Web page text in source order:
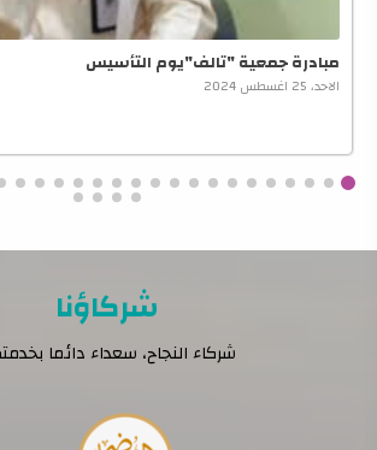
مبادرة جمعية "تالف"يوم التأسيس
الاحد، 25 اغسطس 2024
شركاؤنا
شركاء النجاح، سعداء دائما